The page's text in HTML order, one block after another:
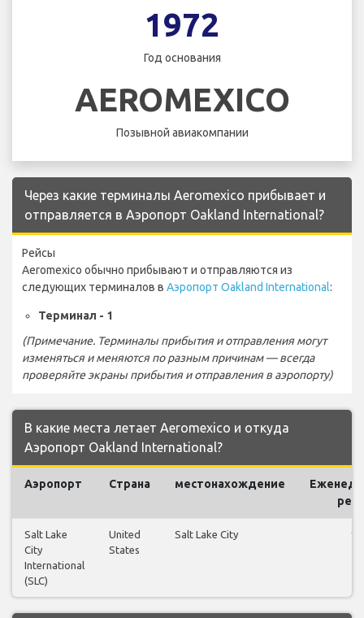
1972
Год основания
AEROMEXICO
Позывной авиакомпании
Через какие терминалы Aeromexico прибывает и
отправляется в Аэропорт Oakland International?
Рейсы
Aeromexico обычно прибывают и отправляются из
следующих терминалов в Аэропорт Oakland International:
Терминал - 1
(Примечание. Терминалы прибытия и отправления могут
изменяться и меняются по разным причинам — всегда
проверяйте экраны прибытия и отправления в аэропорту)
В какие места летает Aeromexico и откуда
Аэропорт Oakland International?
Аэропорт Страна местонахождение
Salt Lake
City
International
(SLC)
United
States
Salt Lake City 13